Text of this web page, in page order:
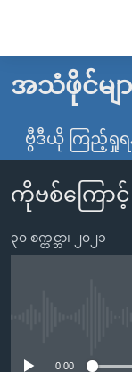
လွယ်ကူ
သည့်
Link
များ
ပင်မ
မူလစာမျက်နှာ
မြန်မာ
ကမ္ဘာ့သတင်းများ
နိုင်ငံတကာ
တရုတ်
ဗွီဒီယို
ရပ်ဝန်းတခု လမ်း
အသံဖိုင်မျာ
ဗွီဒီယို ကြည့်ရှုရ
ကိုဗစ်ကြောင့်
၃၀ စက္တင္ဘာ၊ ၂၀၂၁
0:00